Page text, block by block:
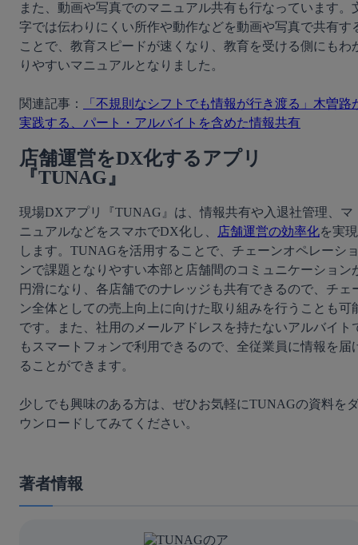
また、動画や写真でのマニュアル共有も行なっています。
字では伝わりにくい所作や動作などを動画や写真で共有す
ことで、教育スピードが速くなり、教育を受ける側にもわ
りやすいマニュアルとなりました。
関連記事：
「不規則なシフトでも情報が行き渡る」木曽路
実践する、パート・アルバイトを含めた情報共有
店舗運営をDX化するアプリ
『TUNAG』
現場DXアプリ『TUNAG』は、情報共有や入退社管理、マ
ニュアルなどをスマホでDX化し、
店舗運営の効率化を実現
します。TUNAGを活用することで、チェーンオペレーシ
ンで課題となりやすい本部と店舗間のコミュニケーション
円滑になり、各店舗でのナレッジも共有できるので、チェ
ン全体としての売上向上に向けた取り組みを行うことも可
です。また、社用のメールアドレスを持たないアルバイト
もスマートフォンで利用できるので、全従業員に情報を届
ることができます。
少しでも興味のある方は、ぜひお気軽にTUNAGの資料を
ウンロードしてみてください。
著者情報